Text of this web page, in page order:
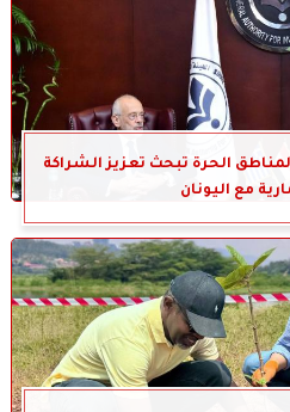
الحرة تبحث تعزيز الشراكة
مع اليونان